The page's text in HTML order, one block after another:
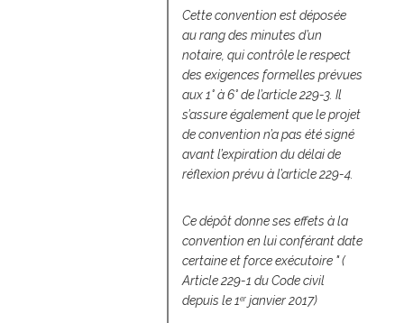
Cette convention est déposée
au rang des minutes d’un
notaire, qui contrôle le respect
des exigences formelles prévues
aux 1° à 6° de l’article 229-3. Il
s’assure également que le projet
de convention n’a pas été signé
avant l’expiration du délai de
réflexion prévu à l’article 229-4.
Ce dépôt donne ses effets à la
convention en lui conférant date
certaine et force exécutoire " (
Article 229-1 du Code civil
depuis le 1er janvier 2017)